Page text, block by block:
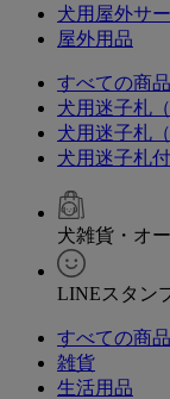
犬用屋外サ
屋外用品
すべての商品
犬用迷子札
犬用迷子札
犬用迷子札
犬雑貨・オ
LINEスタン
すべての商品
雑貨
生活用品